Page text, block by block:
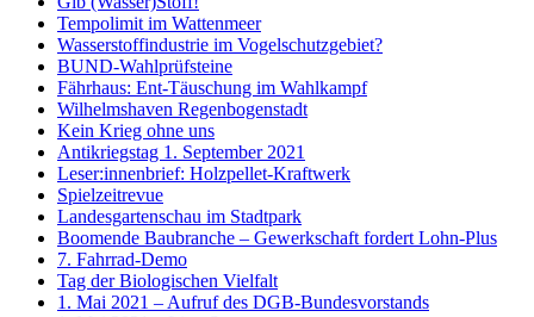
Tempolimit im Wattenmeer
Wasserstoffindustrie im Vogelschutzgebiet?
BUND-Wahlprüfsteine
Fährhaus: Ent-Täuschung im Wahlkampf
Wilhelmshaven Regenbogenstadt
Kein Krieg ohne uns
Antikriegstag 1. September 2021
Leser:innenbrief: Holzpellet-Kraftwerk
Spielzeitrevue
Landesgartenschau im Stadtpark
Boomende Baubranche – Gewerkschaft fordert Lohn-Plus
7. Fahrrad-Demo
Tag der Biologischen Vielfalt
1. Mai 2021 – Aufruf des DGB-Bundesvorstands